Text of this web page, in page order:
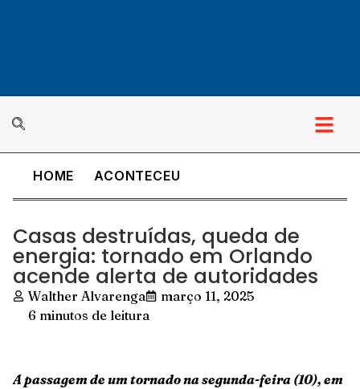
HOME ACONTECEU
Casas destruídas, queda de
energia: tornado em Orlando
acende alerta de autoridades
Walther Alvarenga
março 11, 2025
6 minutos de leitura
A passagem de um tornado na segunda-feira (10), em